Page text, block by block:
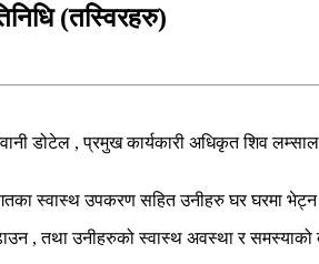
(तस्विरहरु)
डोटेल , प्रमुख कार्यकारी अधिकृत शिव
स्वास्थ उपकरण सहित उनीहरु घर घरमा
, तथा उनीहरुको स्वास्थ अवस्था र समस्याको